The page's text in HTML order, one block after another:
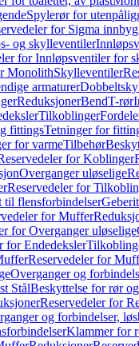
Spylerør for
for Sigma
og skylleventiler
for Innløpsventiler for
MonolithSkylleventiler
armaturer
ReduksjonerBendT-rør
Tilkoblinger
fittingsTetninger for
for varmeTilbehør
for Koblinger
Overganger uløselige
Reservedeler for
til flensforbindelser
for Muffer
for Overganger uløselige
for Endedeksler
Reservedeler for
Overganger og
StålBeskyttelse for rør
Reservedeler for
og forbindelser,
Klammer for